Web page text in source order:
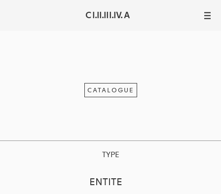
C I.II.III.IV. A III
CATALOGUE
TYPE
ENTITE